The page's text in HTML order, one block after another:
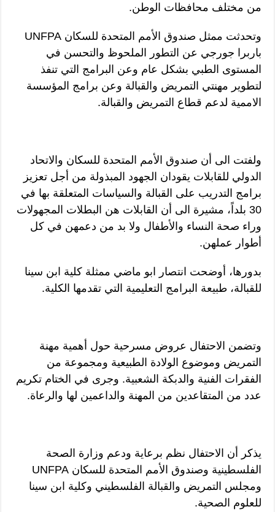
من مختلف محافظات الوطن.
وتحدثت ممثل صندوق الأمم المتحدة للسكان UNFPA
باربرا جورجي عن التطور الملحوظ والتحسن في
المستوى الطبي بشكل عام وعن البرامج التي تنفذ
لتطوير مهنتي التمريض والقبالة وعن برامج المؤسسة
الاممية لدعم قطاع التمريض والقبالة.
ولفتت الى أن صندوق الأمم المتحدة للسكان والاتحاد
الدولي للقابلات يقودان الجهود المبذولة من أجل تعزيز
برامج التدريب على القبالة والسياسات المتعلقة بها في
30 بلداً، مشيرة الى أن القابلات هن البطلات المجهولات
وراء صحة النساء والأطفال ولا بد من دعمهن في كل
أطوار عملهن.
بدورها، أوضحت انتصار ابو ماضي ممثلة كلية ابن سينا
للقبالة، طبيعة البرامج التعليمية التي تقدمها الكلية.
وتضمن الاحتفال عروض مسرحية حول أهمية مهنة
التمريض وموضوع الولادة الطبيعية ومجموعة من
الفقرات الفنية والدبكة الشعبية. وجرى في الختام تكريم
عدد من المتقاعدين من المهنة والداعمين لها والرعاة.
يذكر أن الاحتفال نظم برعاية ودعم وزارة الصحة
الفلسطينية وصندوق الأمم المتحدة للسكان UNFPA
ومجلس التمريض والقبالة الفلسطيني وكلية ابن سينا
للعلوم الصحية.